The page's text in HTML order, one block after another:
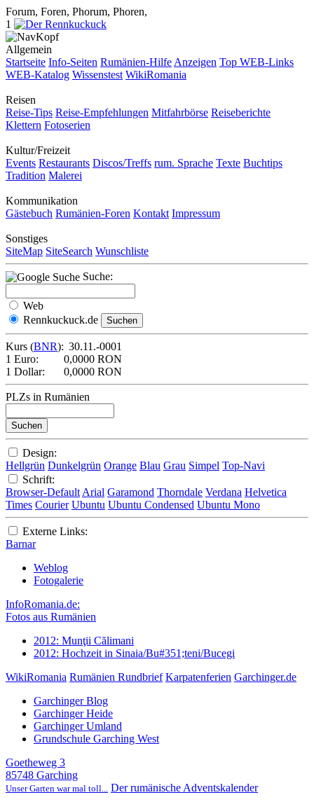
Forum, Foren, Phorum, Phoren,
1
Allgemein
Startseite Info-Seiten Rumänien-Hilfe Anzeigen Top WEB-Links
WEB-Katalog Wissenstest WikiRomania
Reisen
Reise-Tips Reise-Empfehlungen Mitfahrbörse Reiseberichte
Klettern Fotoserien
Kultur/Freizeit
Events Restaurants Discos/Treffs rum. Sprache Texte Buchtips
Tradition Malerei
Kommunikation
Gästebuch Rumänien-Foren Kontakt Impressum
Sonstiges
SiteMap SiteSearch Wunschliste
Suche:
Web
Rennkuckuck.de
Kurs (BNR): 30.11.-0001
1 Euro:
0,0000 RON
1 Dollar:
0,0000 RON
PLZs in Rumänien
Design:
Hellgrün Dunkelgrün Orange Blau Grau Simpel Top-Navi
Schrift:
Browser-Default Arial Garamond Thorndale Verdana Helvetica
Times Courier Ubuntu Ubuntu Condensed Ubuntu Mono
Externe Links:
Barnar
Weblog
Fotogalerie
InfoRomania.de:
Fotos aus Rumänien
2012: Munţii Călimani
2012: Hochzeit in Sinaia/Bu#351;teni/Bucegi
WikiRomania Rumänien Rundbrief Karpatenferien Garchinger.de
Garchinger Blog
Garchinger Heide
Garchinger Umland
Grundschule Garching West
Goetheweg 3
85748 Garching
Unser Garten war mal toll... Der rumänische Adventskalender